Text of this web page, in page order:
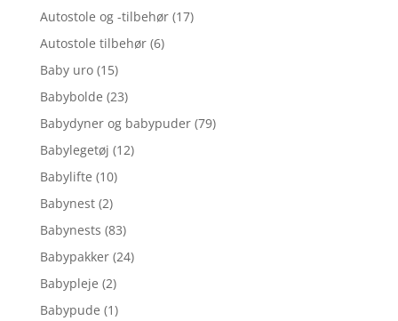
Autostole og -tilbehør (17)
Autostole tilbehør (6)
Baby uro (15)
Babybolde (23)
Babydyner og babypuder (79)
Babylegetøj (12)
Babylifte (10)
Babynest (2)
Babynests (83)
Babypakker (24)
Babypleje (2)
Babypude (1)